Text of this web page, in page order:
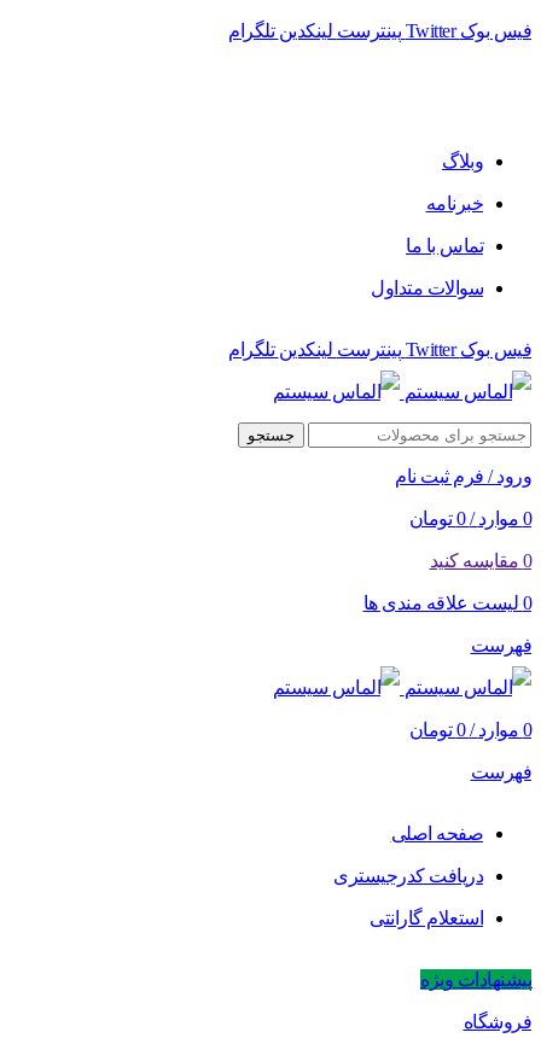
فیس بوک Twitter پینترست لینکدین تلگرام
وبلاگ
خبرنامه
تماس با ما
سوالات متداول
فیس بوک Twitter پینترست لینکدین تلگرام
جستجو
ورود / فرم ثبت نام
0 موارد /
0 تومان
0 مقایسه کنید
0 لیست علاقه مندی ها
فهرست
0 موارد /
0 تومان
فهرست
صفحه اصلی
دریافت کدرجیستری
استعلام گارانتی
پیشنهادات ویژه
فروشگاه